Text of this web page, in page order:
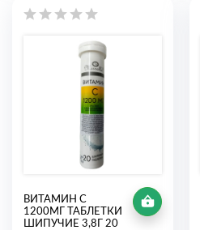
ВИТАМИН С
1200МГ ТАБЛЕТКИ
ШИПУЧИЕ 3,8Г 20